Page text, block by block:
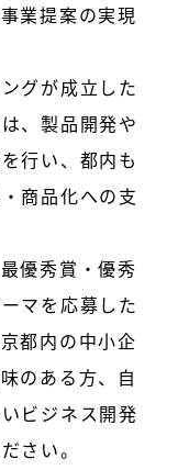
業提案の実現
グが成立した
、製品開発や
行い、都内も
商品化への支
優秀賞・優秀
マを応募した
都内の中小企
のある方、自
ビジネス開発
さい。